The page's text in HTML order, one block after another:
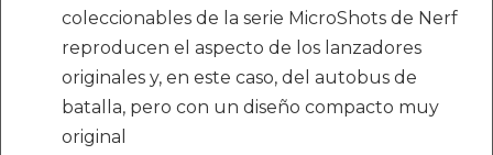
coleccionables de la serie MicroShots de Nerf
reproducen el aspecto de los lanzadores
originales y, en este caso, del autobus de
batalla, pero con un diseño compacto muy
original